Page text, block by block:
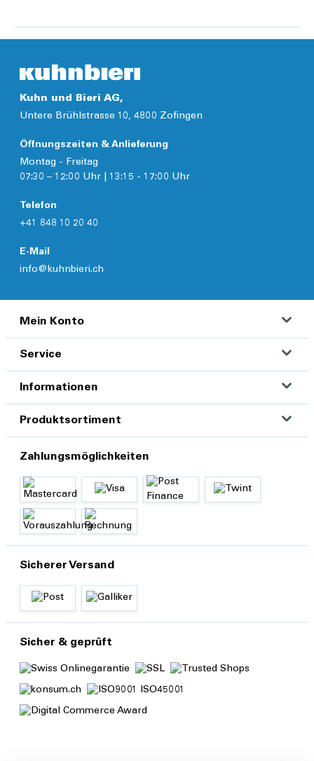
Kuhn und Bieri AG,
Untere Brühlstrasse 10, 4800 Zofingen
Öffnungszeiten & Anlieferung
Montag - Freitag
07:30 – 12:00 Uhr | 13:15 - 17:00 Uhr
Telefon
+41 848 10 20 40
E-Mail
info@kuhnbieri.ch
Mein Konto
Service
Informationen
Produktsortiment
Zahlungsmöglichkeiten
Sicherer Versand
Sicher & geprüft